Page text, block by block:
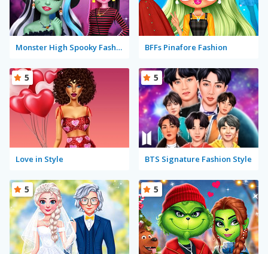
Monster High Spooky Fashion BFFs Pinafore Fashion
Love in Style
5
BTS Signature Fashion Style
5
5 5